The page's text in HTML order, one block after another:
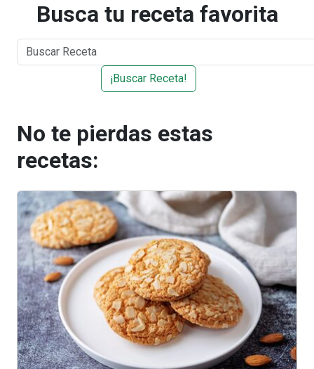
Busca tu receta favorita
¡Buscar Receta!
No te pierdas estas
recetas: